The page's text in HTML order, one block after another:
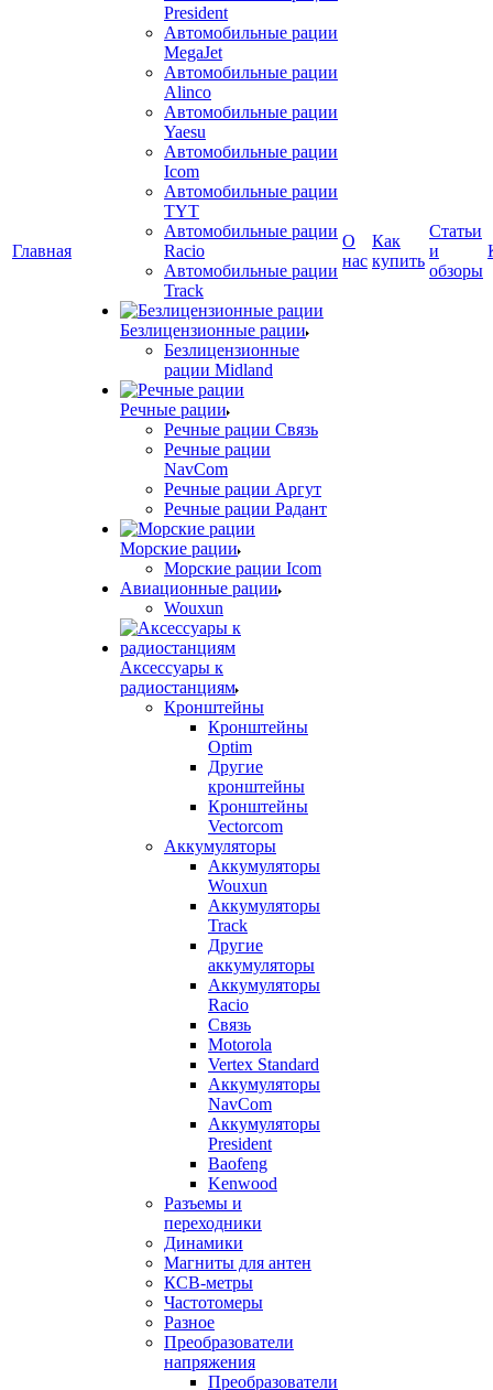
Главная
President
Автомобильные рации
MegaJet
Автомобильные рации
Alinco
Автомобильные рации
Yaesu
Автомобильные рации
Icom
Автомобильные рации
TYT
Автомобильные рации
Racio
Автомобильные рации
Track
Безлицензионные рации
Безлицензионные
рации Midland
Речные рации
Речные рации Связь
Речные рации
NavCom
Речные рации Аргут
Речные рации Радант
Морские рации
Морские рации Icom
Авиационные рации
Wouxun
Аксессуары к
радиостанциям
Кронштейны
Кронштейны
Optim
Другие
кронштейны
Кронштейны
Vectorcom
Аккумуляторы
Аккумуляторы
Wouxun
Аккумуляторы
Track
Другие
аккумуляторы
Аккумуляторы
Racio
Связь
Motorola
Vertex Standard
Аккумуляторы
NavCom
Аккумуляторы
President
Baofeng
Kenwood
Разъемы и
переходники
Динамики
Магниты для антен
КСВ-метры
Частотомеры
Разное
Преобразователи
напряжения
Преобразователи
О
нас
Как
купить
Статьи
и
обзоры